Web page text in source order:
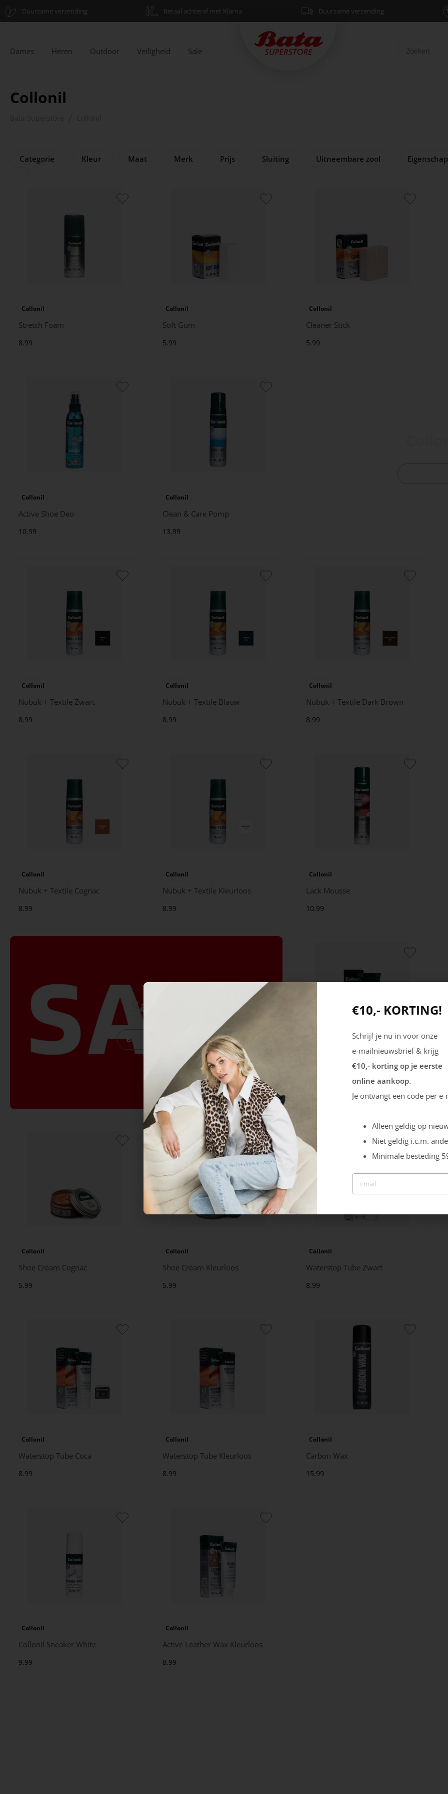
Duurzame verzending Betaal achteraf met Klarna Duurzame verzending
Dames Heren Outdoor Veiligheid Sale
Collonil
Categorie Kleur Maat Merk Prijs Sluiting Uitneembare zool
Collonil
Stretch Foam
8.99
Collonil
Soft Gum
5.99
Collonil
Cleaner Stick
5.99
Collonil
Active Shoe Deo
10.99
Collonil
Clean & Care Pomp
13.99
Collonil
Nubuk + Textile Zwart
8.99
Collonil
Nubuk + Textile Blauw
8.99
Collonil
Nubuk + Textile Dark Brown
8.99
Collonil
Nubuk + Textile Cognac
8.99
Collonil
Nubuk + Textile Kleurloos
8.99
Collonil
Lack Mousse
10.99
Sale
Bekijk Sale
Rustical Tube Kleurloos
Collonil
Shoe Cream Cognac
5.99
Collonil
Shoe Cream Kleurloos
5.99
Collonil
Waterstop Tube Zwart
8.99
Collonil
Waterstop Tube Coca
8.99
Collonil
Waterstop Tube Kleurloos
8.99
Collonil
Carbon Wax
15.99
Collonil
Collonil Sneaker White
9.99
Collonil
Active Leather Wax Kleurloos
8.99
€10,- KORTING!
Schrijf je nu in voor onze
e-mailnieuwsbrief & krijg
€10,- korting op je eerste
online aankoop.
Je ontvangt een code per
Alleen geldig op
Niet geldig i.c.m.
Minimale besteding